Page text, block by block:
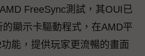
FreeSync測試，其OUI已
顯示卡驅動程式，在AMD平
能，提供玩家更流暢的畫面